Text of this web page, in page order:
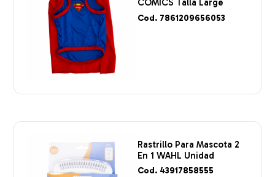
COMICS Talla Large
Cod. 7861209656053
Rastrillo Para Mascota 2
En 1 WAHL Unidad
Cod. 43917858555